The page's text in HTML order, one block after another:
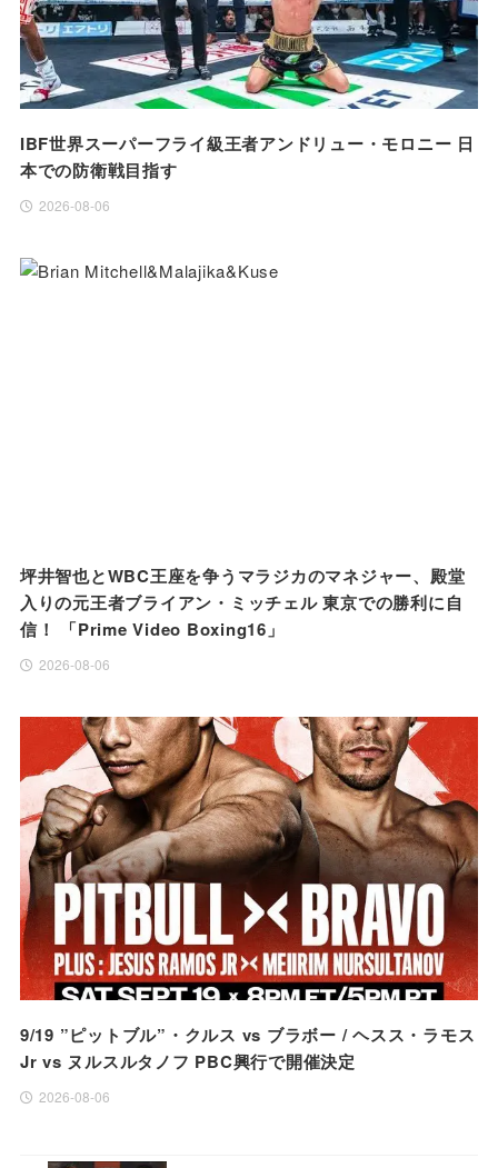
IBF世界スーパーフライ級王者アンドリュー・モロニー 日
本での防衛戦目指す
2026-08-06
坪井智也とWBC王座を争うマラジカのマネジャー、殿堂
入りの元王者ブライアン・ミッチェル 東京での勝利に自
信！ 「Prime Video Boxing16」
2026-08-06
9/19 ”ピットブル”・クルス vs ブラボー / ヘスス・ラモス
Jr vs ヌルスルタノフ PBC興行で開催決定
2026-08-06